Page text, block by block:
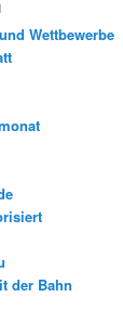
Wettbewerbe
der Bahn